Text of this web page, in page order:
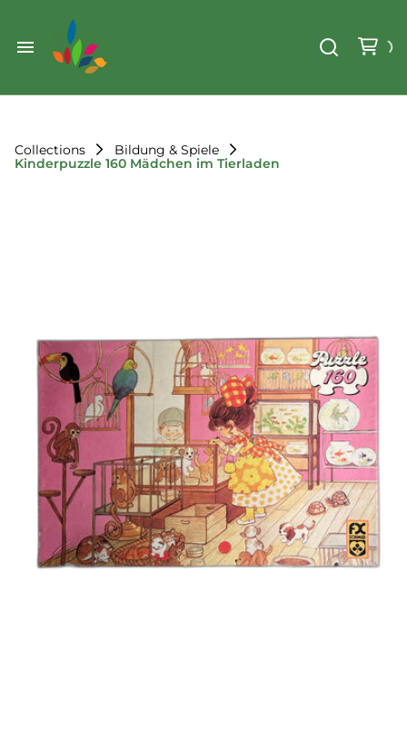
Start
Sortiment
Weihnachten
Werkzeug & Renovierung
Der Verein
Standorte
FAQ
Collections
Bildung & Spiele
Kinderpuzzle 160 Mädchen im Tierladen